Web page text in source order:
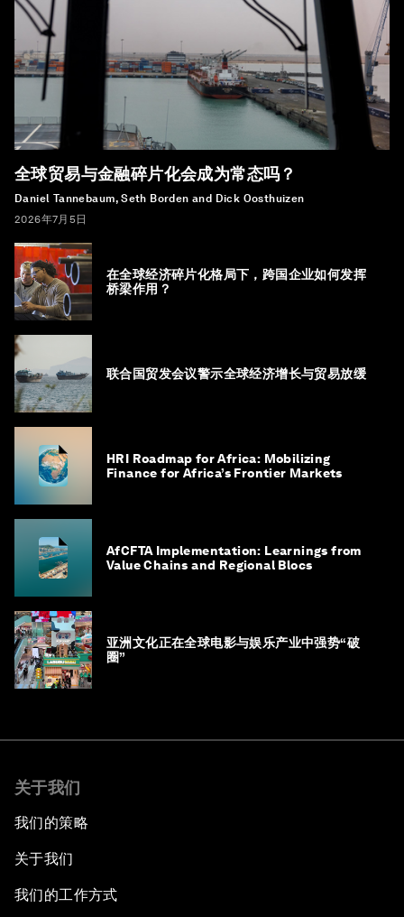
全球贸易与金融碎片化会成为常态吗？
Daniel Tannebaum, Seth Borden and Dick Oosthuizen
2026年7月5日
在全球经济碎片化格局下，跨国企业如何发挥
桥梁作用？
联合国贸发会议警示全球经济增长与贸易放缓
HRI Roadmap for Africa: Mobilizing
Finance for Africa’s Frontier Markets
AfCFTA Implementation: Learnings from
Value Chains and Regional Blocs
亚洲文化正在全球电影与娱乐产业中强势“破
圈”
关于我们
我们的策略
关于我们
我们的工作方式